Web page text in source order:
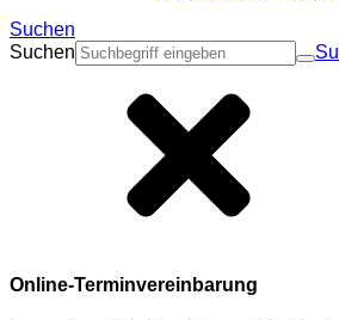
Suchen
Suchen
Online-Terminvereinbarung